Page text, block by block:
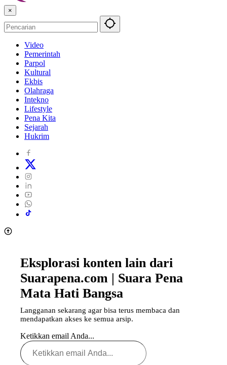
×
Video
Pemerintah
Parpol
Kultural
Ekbis
Olahraga
Intekno
Lifestyle
Pena Kita
Sejarah
Hukrim
Eksplorasi konten lain dari
Suarapena.com | Suara Pena
Mata Hati Bangsa
Langganan sekarang agar bisa terus membaca dan
mendapatkan akses ke semua arsip.
Ketikkan email Anda...